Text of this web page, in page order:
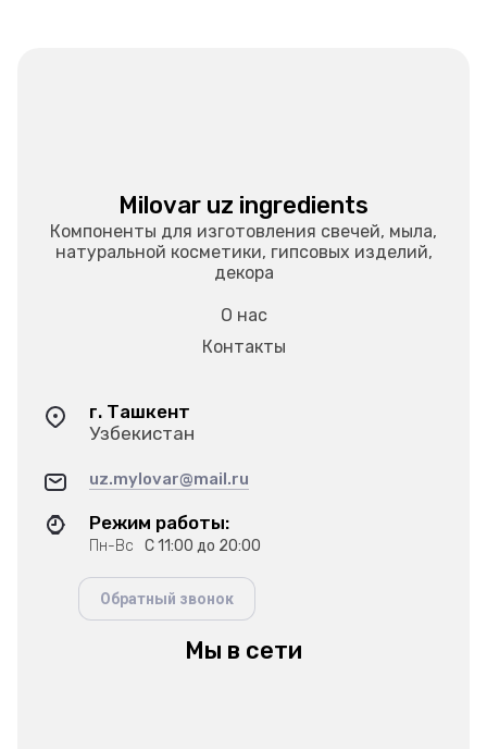
Milovar uz ingredients
Компоненты для изготовления свечей, мыла,
натуральной косметики, гипсовых изделий,
декора
О нас
Контакты
г. Ташкент
Узбекистан
uz.mylovar@mail.ru
Режим работы:
Пн-Вс С 11:00 до 20:00
Обратный звонок
Мы в сети